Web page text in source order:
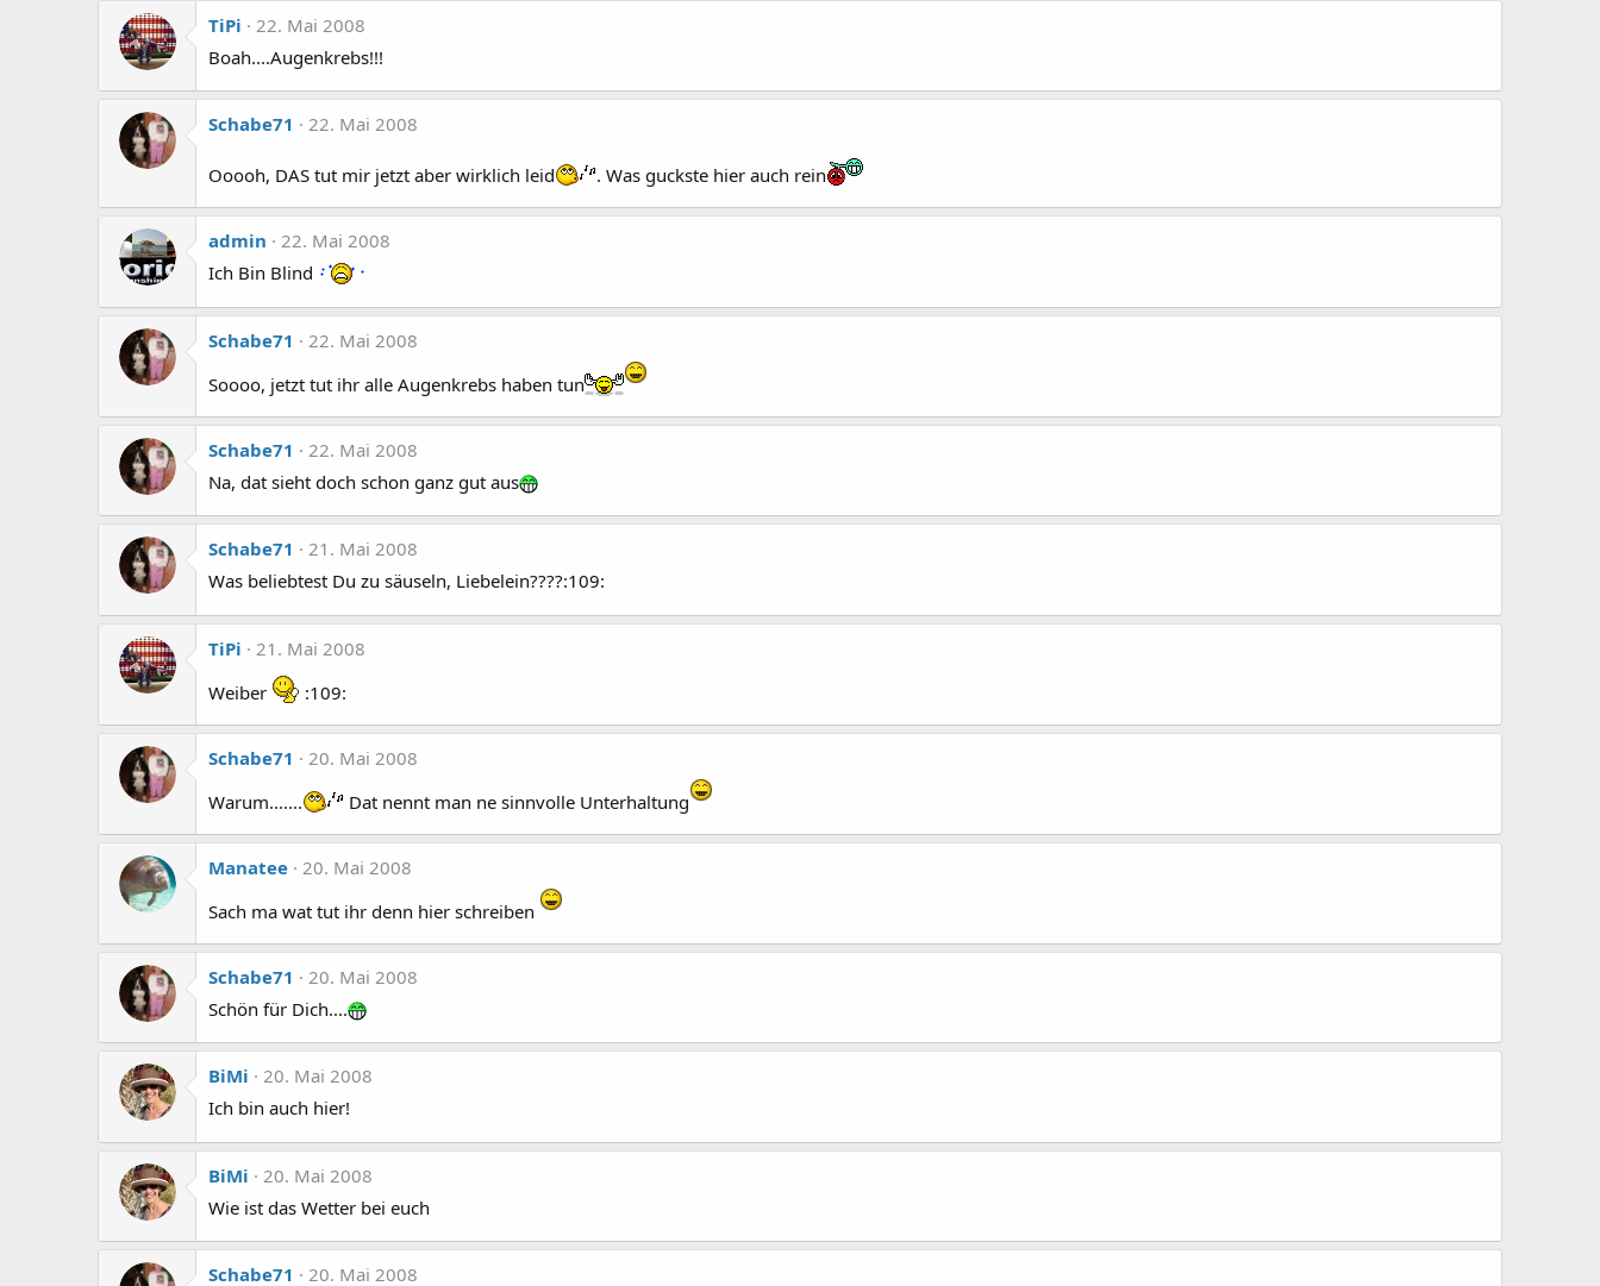
TiPi
22. Mai 2008
Boah....Augenkrebs!!!
Schabe71 22. Mai 2008
Ooooh, DAS tut mir jetzt aber wirklich leid . Was guckste hier auch rein
admin
22. Mai 2008
Ich Bin Blind
Schabe71
22. Mai 2008
Soooo, jetzt tut ihr alle Augenkrebs haben tun
Schabe71
22. Mai 2008
Na, dat sieht doch schon ganz gut aus
Schabe71
21. Mai 2008
Was beliebtest Du zu säuseln, Liebelein????:109:
TiPi
21. Mai 2008
Weiber
:109:
Schabe71
20. Mai 2008
Warum.......
Dat nennt man ne sinnvolle Unterhaltung
Manatee
20. Mai 2008
Sach ma wat tut ihr denn hier schreiben
Schabe71
20. Mai 2008
Schön für Dich....
BiMi
20. Mai 2008
Ich bin auch hier!
BiMi
20. Mai 2008
Wie ist das Wetter bei euch
Schabe71 20. Mai 2008